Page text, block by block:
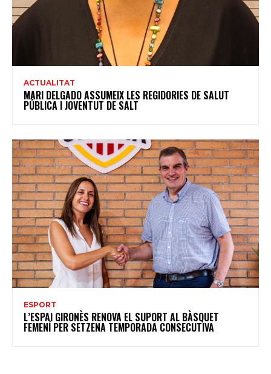
ACTUALITAT
MARI DELGADO ASSUMEIX LES REGIDORIES DE SALUT
PÚBLICA I JOVENTUT DE SALT
ESPORT
L’ESPAI GIRONÈS RENOVA EL SUPORT AL BÀSQUET
FEMENÍ PER SETZENA TEMPORADA CONSECUTIVA